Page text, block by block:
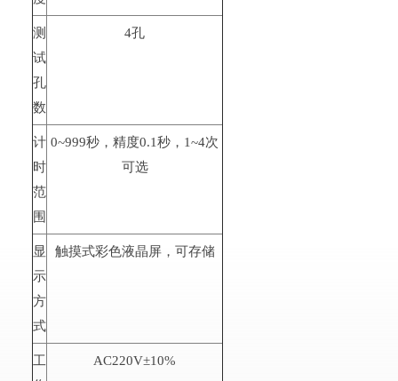
测
试
孔
数
4孔
计
时
范
围
0~999秒，精度0.1秒，1~4次
可选
显
示
方
式
触摸式彩色液晶屏，可存储
工
AC220V±10%